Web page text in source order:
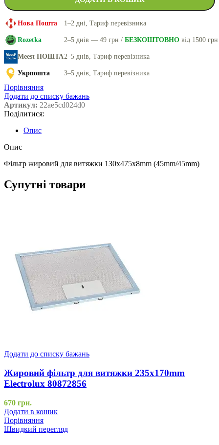
Нова Пошта 1–2 дні, Тариф перевізника
Rozetka 2–5 днів — 49 грн / БЕЗКОШТОВНО від 1500 грн
Meest ПОШТА2–5 днів, Тариф перевізника
Укрпошта 3–5 днів, Тариф перевізника
Порівняння
Додати до списку бажань
Артикул: 22ae5cd024d0
Поділитися:
Опис
Опис
Фільтр жировий для витяжки 130x475x8mm (45mm/45mm)
Супутні товари
Додати до списку бажань
Жировий фільтр для витяжки 235x170mm
Electrolux 80872856
670 грн.
Додати в кошик
Порівняння
Швидкий перегляд